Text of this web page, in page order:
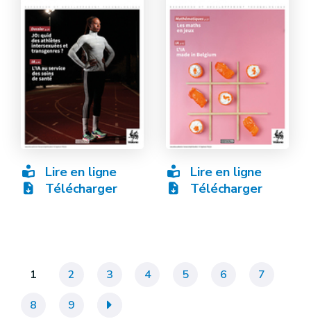
Lire en ligne
Télécharger
Lire en ligne
Télécharger
1 2 3 4 5 6
7
8
9 »